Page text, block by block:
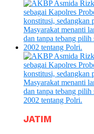
JATIM